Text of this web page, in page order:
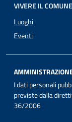
VIVERE IL COMUNE
Luoghi
Eventi
I dati personali
previste dalla
36/2006